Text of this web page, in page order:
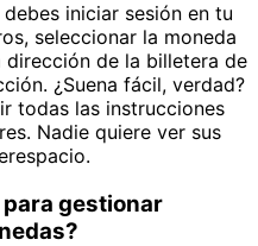
iniciar sesión en tu
seleccionar la moneda
dirección de la billetera de
¿Suena fácil, verdad?
todas las instrucciones
Nadie quiere ver sus
gestionar